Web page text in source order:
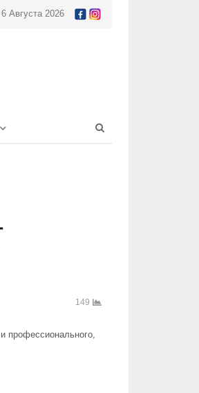
Августа 2026
149
профессионального,